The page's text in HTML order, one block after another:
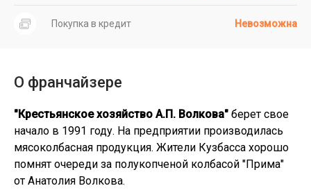
Покупка в кредит Невозможна
О франчайзере
"Крестьянское хозяйство А.П. Волкова" берет свое
начало в 1991 году. На предприятии производилась
мясоколбасная продукция. Жители Кузбасса хорошо
помнят очереди за полукопченой колбасой "Прима"
от Анатолия Волкова.